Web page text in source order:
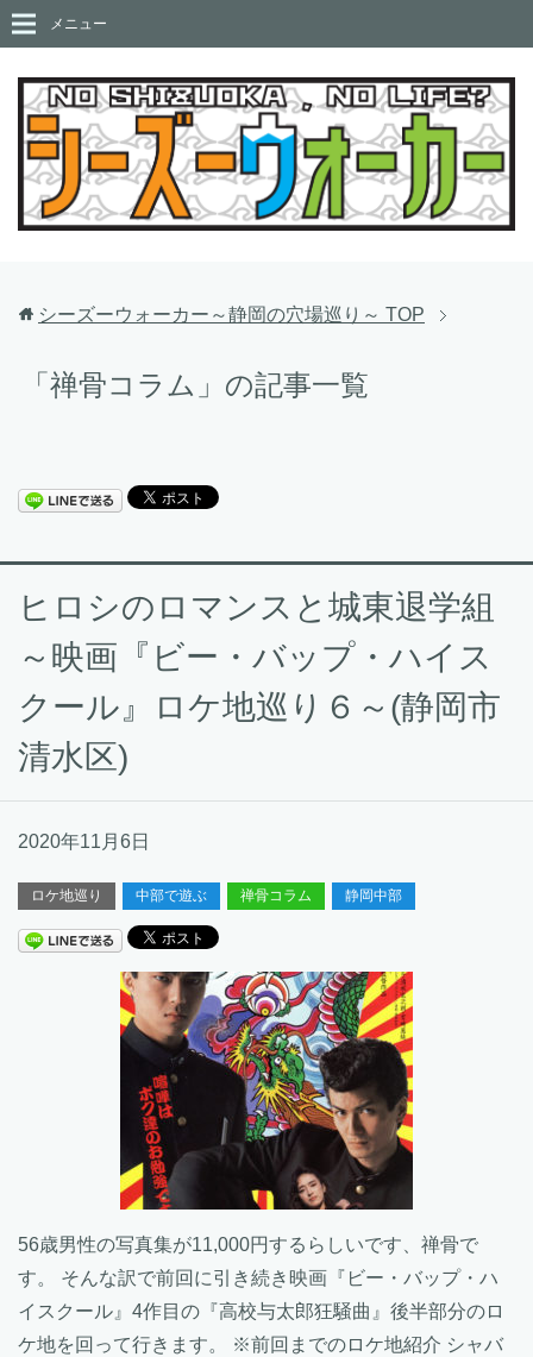
メニュー
シーズーウォーカー～静岡の穴場巡り～ TOP
「禅骨コラム」の記事一覧
ヒロシのロマンスと城東退学組
～映画『ビー・バップ・ハイス
クール』ロケ地巡り６～(静岡市
清水区)
2020年11月6日
ロケ地巡り 中部で遊ぶ 禅骨コラム 静岡中部
56歳男性の写真集が11,000円するらしいです、禅骨で
す。 そんな訳で前回に引き続き映画『ビー・バップ・ハ
イスクール』4作目の『高校与太郎狂騒曲』後半部分のロ
ケ地を回って行きます。 ※前回までのロケ地紹介 シャバ